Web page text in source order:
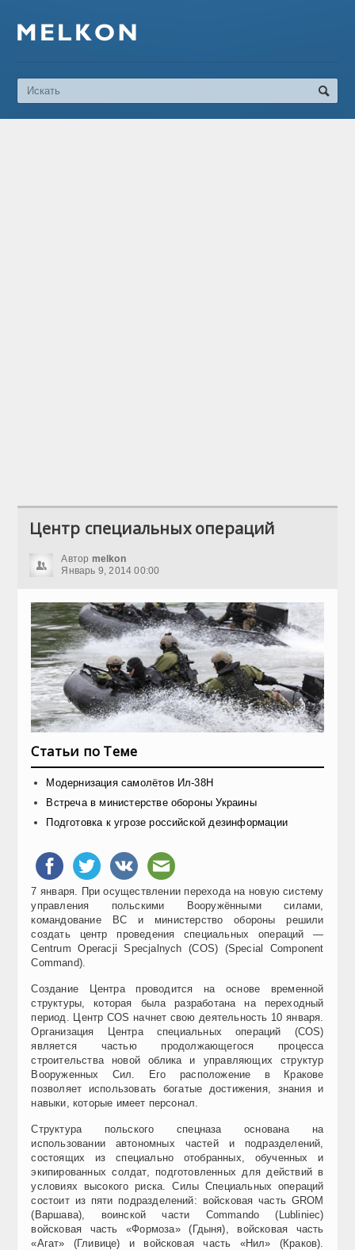
Центр специальных операций
Автор melkon
Январь 9, 2014 00:00
Статьи по Теме
Модернизация самолётов Ил-38Н
Встреча в министерстве обороны Украины
Подготовка к угрозе российской дезинформации
7 января. При осуществлении перехода на новую систему
управления польскими Вооружёнными силами,
командование ВС и министерство обороны решили
создать центр проведения специальных операций —
Centrum Operacji Specjalnych (СOS) (Special Component
Command).
Создание Центра проводится на основе временной
структуры, которая была разработана на переходный
период. Центр COS начнет свою деятельность 10 января.
Организация Центра специальных операций (COS)
является частью продолжающегося процесса
строительства новой облика и управляющих структур
Вооруженных Сил. Его расположение в Кракове
позволяет использовать богатые достижения, знания и
навыки, которые имеет персонал.
Структура польского спецназа основана на
использовании автономных частей и подразделений,
состоящих из специально отобранных, обученных и
экипированных солдат, подготовленных для действий в
условиях высокого риска. Силы Специальных операций
состоит из пяти подразделений: войсковая часть GROM
(Варшава), воинской части Commando (Lubliniec)
войсковая часть «Формоза» (Гдыня), войсковая часть
«Агат» (Гливице) и войсковая часть «Нил» (Краков).